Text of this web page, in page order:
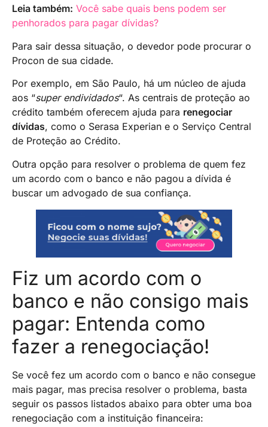
Leia também: Você sabe quais bens podem ser
penhorados para pagar dívidas?
Para sair dessa situação, o devedor pode procurar o
Procon de sua cidade.
Por exemplo, em São Paulo, há um núcleo de ajuda
aos “super endividados“. As centrais de proteção ao
crédito também oferecem ajuda para renegociar
dívidas, como o Serasa Experian e o Serviço Central
de Proteção ao Crédito.
Outra opção para resolver o problema de quem fez
um acordo com o banco e não pagou a dívida é
buscar um advogado de sua confiança.
Fiz um acordo com o
banco e não consigo mais
pagar: Entenda como
fazer a renegociação!
Se você fez um acordo com o banco e não consegue
mais pagar, mas precisa resolver o problema, basta
seguir os passos listados abaixo para obter uma boa
renegociação com a instituição financeira: